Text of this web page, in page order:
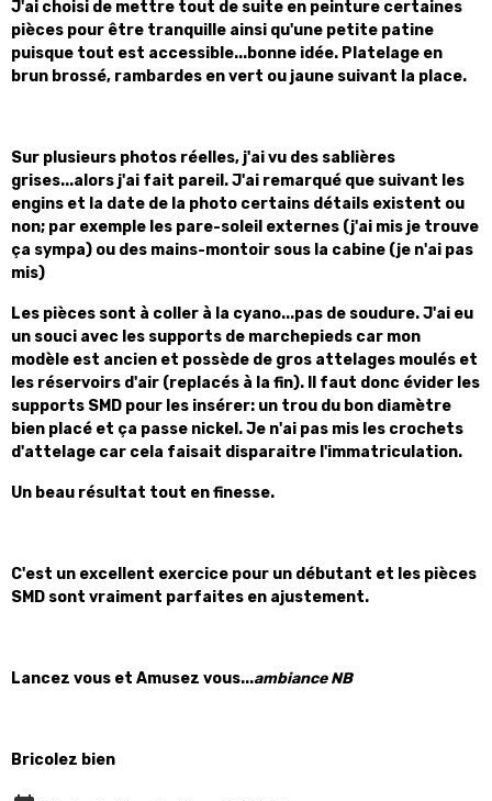
J'ai choisi de mettre tout de suite en peinture certaines
pièces pour être tranquille ainsi qu'une petite patine
puisque tout est accessible...bonne idée. Platelage en
brun brossé, rambardes en vert ou jaune suivant la place.
Sur plusieurs photos réelles, j'ai vu des sablières
grises...alors j'ai fait pareil. J'ai remarqué que suivant les
engins et la date de la photo certains détails existent ou
non; par exemple les pare-soleil externes (j'ai mis je trouve
ça sympa) ou des mains-montoir sous la cabine (je n'ai pas
mis)
Les pièces sont à coller à la cyano...pas de soudure. J'ai eu
un souci avec les supports de marchepieds car mon
modèle est ancien et possède de gros attelages moulés et
les réservoirs d'air (replacés à la fin). Il faut donc évider les
supports SMD pour les insérer: un trou du bon diamètre
bien placé et ça passe nickel. Je n'ai pas mis les crochets
d'attelage car cela faisait disparaitre l'immatriculation.
Un beau résultat tout en finesse.
C'est un excellent exercice pour un débutant et les pièces
SMD sont vraiment parfaites en ajustement.
Lancez vous et Amusez vous...ambiance NB
Bricolez bien